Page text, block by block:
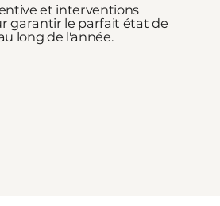
et interventions
garantir le parfait état de
long de l'année.